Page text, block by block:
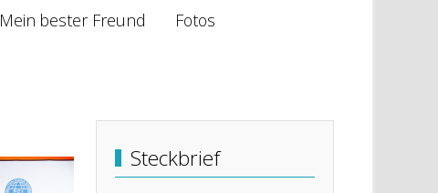
Mein bester Freund Fotos
Steckbrief